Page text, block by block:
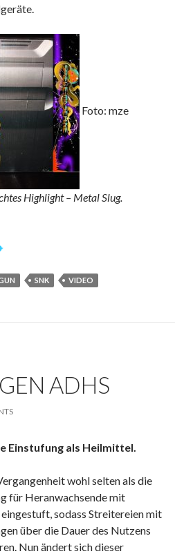
Foto: mze
Highlight – Metal Slug.
Code: J erscheint für Mobilgeräte
SNK VIDEO
ADHS
Einstufung als Heilmittel.
wohl selten als die
für Heranwachsende mit
sodass Streitereien mit
über die Dauer des Nutzens
Nun ändert sich dieser